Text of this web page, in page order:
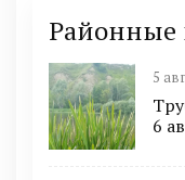
Районные
5
6